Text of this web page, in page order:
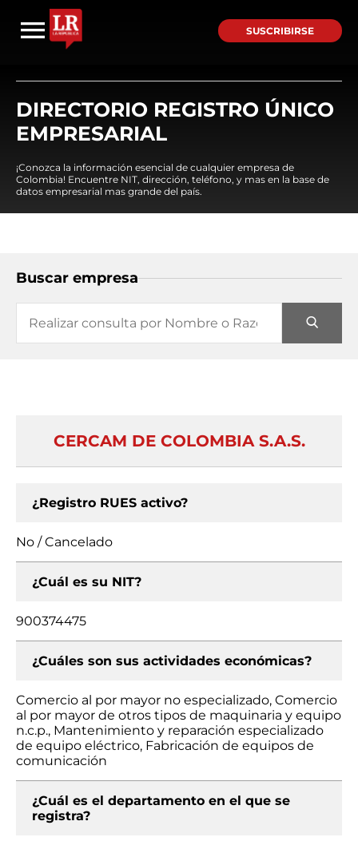
SUSCRIBIRSE
DIRECTORIO REGISTRO ÚNICO
EMPRESARIAL
¡Conozca la información esencial de cualquier empresa de
Colombia! Encuentre NIT, dirección, teléfono, y mas en la base de
datos empresarial mas grande del país.
Buscar empresa
CERCAM DE COLOMBIA S.A.S.
¿Registro RUES activo?
No / Cancelado
¿Cuál es su NIT?
900374475
¿Cuáles son sus actividades económicas?
Comercio al por mayor no especializado, Comercio
al por mayor de otros tipos de maquinaria y equipo
n.c.p., Mantenimiento y reparación especializado
de equipo eléctrico, Fabricación de equipos de
comunicación
¿Cuál es el departamento en el que se
registra?